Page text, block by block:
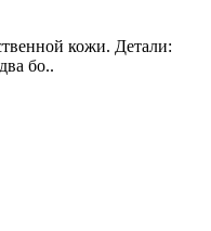
кожи. Детали:
бо..